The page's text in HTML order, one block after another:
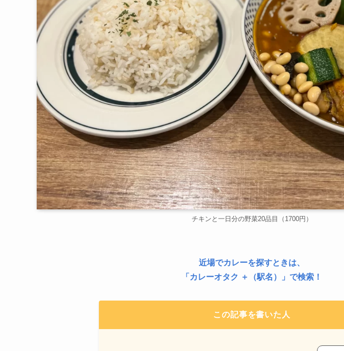
チキンと一日分の野菜20品目（1700円）
近場でカレーを探すときは、
「 カレーオタク ＋（駅名） 」で検索！
この記事を書いた人